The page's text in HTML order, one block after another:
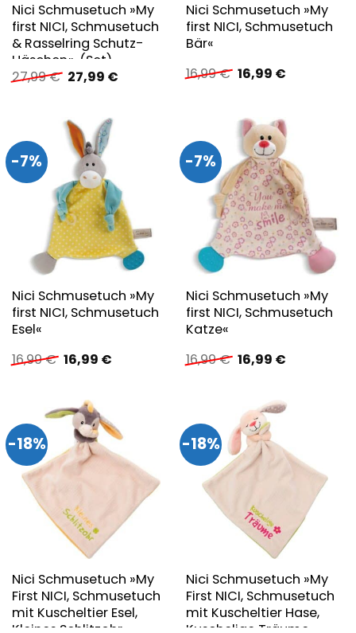
Nici Schmusetuch »My
first NICI, Schmusetuch
& Rasselring Schutz-
Häschen«, (Set)
27,99€ Ursprünglicher
Preis
27,99 €
27,99 €Aktueller
Nici Schmusetuch »My
first NICI, Schmusetuch
Bär«
16,99€ Ursprünglicher
Preis
16,99 €Aktueller
-7%
Nici Schmusetuch »My
first NICI, Schmusetuch
Esel«
16,99€ Ursprünglicher
Preis
16,99 €
16,99 €Aktueller
-7%
Nici Schmusetuch »My
first NICI, Schmusetuch
Katze«
16,99€ Ursprünglicher
Preis
16,99 €
16,99 €Aktueller
-18%
Nici Schmusetuch »My
First NICI, Schmusetuch
mit Kuscheltier Esel,
Kleines Schlitzohr«
-18%
Nici Schmusetuch »My
First NICI, Schmusetuch
mit Kuscheltier Hase,
Kuschelige Träume«